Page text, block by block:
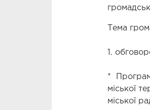
Тема
1.
*
міської
міської